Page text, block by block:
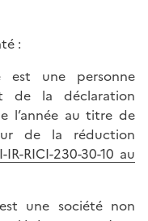
:
est une personne
de la déclaration
l’année au titre de
de la réduction
IR-RICI-230-30-10 au
une société non